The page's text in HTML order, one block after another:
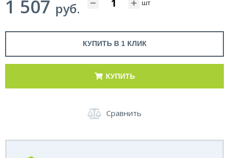
1 507 руб.
КУПИТЬ В 1 КЛИК
КУПИТЬ
Сравнить